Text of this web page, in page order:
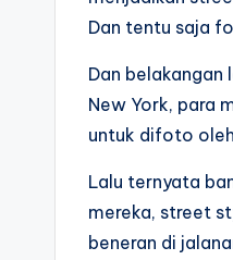
Dan tentu saja
Dan belakangan
New York, para
untuk difoto
Lalu ternyata
mereka, street
beneran di